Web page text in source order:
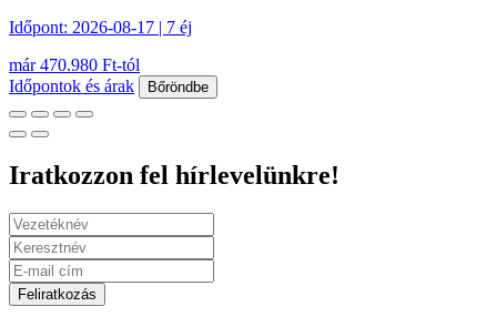
Időpont: 2026-08-17 | 7 éj
már 470.980 Ft-tól
Időpontok és árak
Bőröndbe
Iratkozzon fel hírlevelünkre!
Feliratkozás